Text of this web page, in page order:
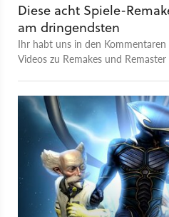
Diese acht Spiele-
am dringendsten
Ihr habt uns in den
Videos zu Remakes und
vor: 00:00 - The Darkness
Dieses Need for Speed wünscht
bleibt das Remake von Deus
fast vergessen, zu Unrecht!
als Remake-Kandidat 08:30 -
Mittelerde hat schon ein Fan-
Remake könnte Drachenreiten
MDK wollt ihr als Remake zurück